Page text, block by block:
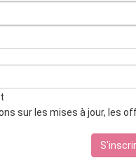
sur les mises à jour, les